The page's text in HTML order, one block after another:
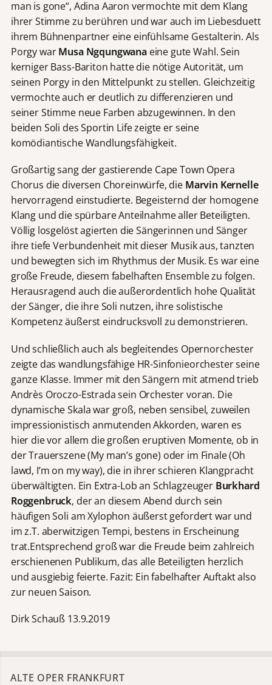
man is gone“, Adina Aaron vermochte mit dem Klang
ihrer Stimme zu berühren und war auch im Liebesduett
ihrem Bühnenpartner eine einfühlsame Gestalterin. Als
Porgy warMusa Ngqungwanaeine gute Wahl. Sein
kerniger Bass-Bariton hatte die nötige Autorität, um
seinen Porgy in den Mittelpunkt zu stellen. Gleichzeitig
vermochte auch er deutlich zu differenzieren und
seiner Stimme neue Farben abzugewinnen. In den
beiden Soli des Sportin Life zeigte er seine
komödiantische Wandlungsfähigkeit.
Großartig sang der gastierende Cape Town Opera
Chorus die diversen Choreinwürfe, die Marvin Kernelle
hervorragend einstudierte. Begeisternd der homogene
Klang und die spürbare Anteilnahme aller Beteiligten.
Völlig losgelöst agierten die Sängerinnen und Sänger
ihre tiefe Verbundenheit mit dieser Musik aus, tanzten
und bewegten sich im Rhythmus der Musik. Es war eine
große Freude, diesem fabelhaften Ensemble zu folgen.
Herausragend auch die außerordentlich hohe Qualität
der Sänger, die ihre Soli nutzen, ihre solistische
Kompetenz äußerst eindrucksvoll zu demonstrieren.
Und schließlich auch als begleitendes Opernorchester
zeigte das wandlungsfähige HR-Sinfonieorchester seine
ganze Klasse. Immer mit den Sängern mit atmend trieb
Andrès Oroczo-Estrada sein Orchester voran. Die
dynamische Skala war groß, neben sensibel, zuweilen
impressionistisch anmutenden Akkorden, waren es
hier die vor allem die großen eruptiven Momente, ob in
der Trauerszene (My man’s gone) oder im Finale (Oh
lawd, I’m on my way), die in ihrer schieren Klangpracht
überwältigten. Ein Extra-Lob an Schlagzeuger Burkhard
Roggenbruck, der an diesem Abend durch sein
häufigen Soli am Xylophon äußerst gefordert war und
im z.T. aberwitzigen Tempi, bestens in Erscheinung
trat.Entsprechend groß war die Freude beim zahlreich
erschienenen Publikum, das alle Beteiligten herzlich
und ausgiebig feierte. Fazit: Ein fabelhafter Auftakt also
zur neuen Saison.
Dirk Schauß 13.9.2019
ALTE OPER FRANKFURT